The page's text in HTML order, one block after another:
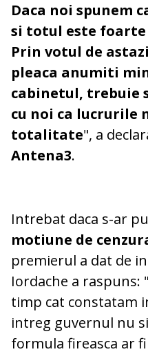
Daca noi spunem
si totul este foarte
Prin votul de
pleaca anumiti
cabinetul, trebuie
cu noi ca lucrurile
totalitate", a
Antena3.
Intrebat daca s-ar
motiune de
premierul a dat de
Iordache a raspuns:
timp cat constatam
intreg guvernul nu
formula fireasca ar